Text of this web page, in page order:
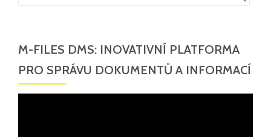
M-FILES DMS: INOVATIVNÍ PLATFORMA
PRO SPRÁVU DOKUMENTŮ A INFORMACÍ